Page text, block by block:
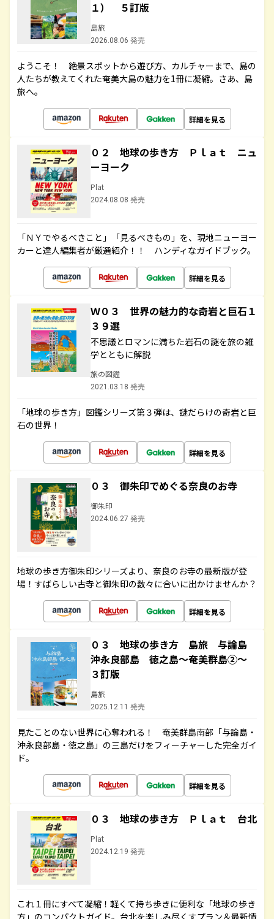
１） ５訂版
島旅
2026.08.06 発売
ようこそ！ 絶景スポットから遊び方、カルチャーまで、島の
人たちが教えてくれた奄美大島の魅力を1冊に凝縮。さあ、島
旅へ。
詳細を見る
０２ 地球の歩き方 Ｐｌａｔ ニュ
ーヨーク
Plat
2024.08.08 発売
「ＮＹでやるべきこと」「見るべきもの」を、現地ニューヨー
カーと達人編集者が厳選紹介！！ ハンディなガイドブック。
詳細を見る
Ｗ０３ 世界の魅力的な奇岩と巨石１
３９選
不思議とロマンに満ちた岩石の謎を旅の雑
学とともに解説
旅の図鑑
2021.03.18 発売
「地球の歩き方」図鑑シリーズ第３弾は、謎だらけの奇岩と巨
石の世界！
詳細を見る
０３ 御朱印でめぐる奈良のお寺
御朱印
2024.06.27 発売
地球の歩き方御朱印シリーズより、奈良のお寺の最新版が登
場！すばらしい古寺と御朱印の数々に合いに出かけませんか？
詳細を見る
０３ 地球の歩き方 島旅 与論島
沖永良部島 徳之島～奄美群島②～
３訂版
島旅
2025.12.11 発売
見たことのない世界に心奪われる！ 奄美群島南部「与論島・
沖永良部島・徳之島」の三島だけをフィーチャーした完全ガイ
ド。
詳細を見る
０３ 地球の歩き方 Ｐｌａｔ 台北
Plat
2024.12.19 発売
これ１冊にすべて凝縮！軽くて持ち歩きに便利な「地球の歩き
方」のコンパクトガイド。台北を楽しみ尽くすプラン＆最新情